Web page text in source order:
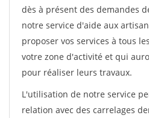
dès à présent des demandes
notre service d'aide aux
proposer vos services à tous
votre zone d'activité et qui
pour réaliser leurs travaux.
L'utilisation de notre service
relation avec des carrelages